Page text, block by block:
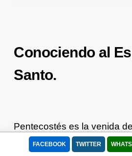
FACEBOOK TWITTER
Conociendo al
Santo.
Pentecostés es la venida
Santo. Con Él, la Iglesia